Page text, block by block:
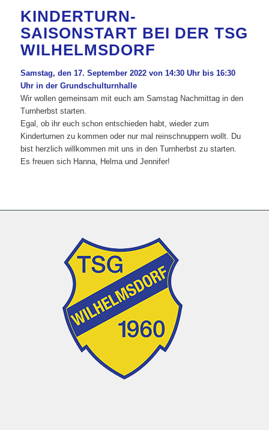
KINDERTURN-
SAISONSTART BEI DER TSG
WILHELMSDORF
Samstag, den 17. September 2022 von 14:30 Uhr bis 16:30
Uhr in der Grundschulturnhalle
Wir wollen gemeinsam mit euch am Samstag Nachmittag in den
Turnherbst starten.
Egal, ob ihr euch schon entschieden habt, wieder zum
Kinderturnen zu kommen oder nur mal reinschnuppern wollt. Du
bist herzlich willkommen mit uns in den Turnherbst zu starten.
Es freuen sich Hanna, Helma und Jennifer!